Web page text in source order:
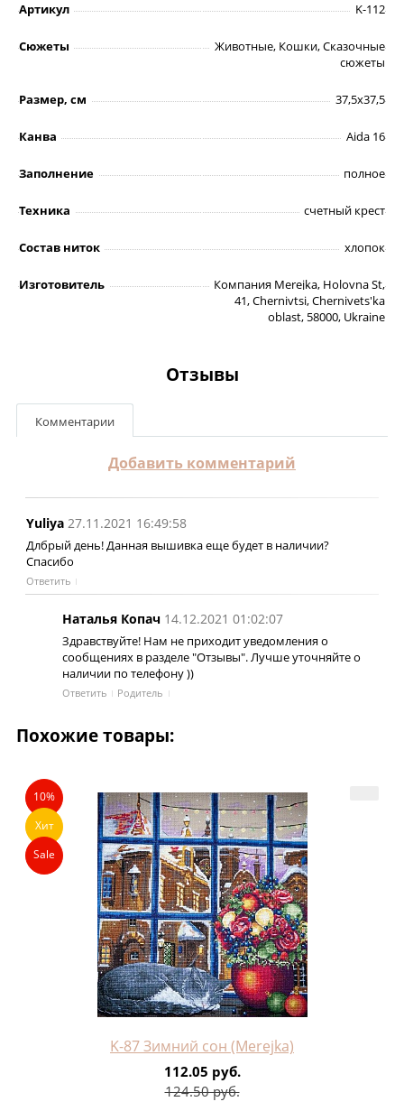
Артикул K-112
Сюжеты
Животные, Кошки, Сказочные
сюжеты
Размер, см 37,5х37,5
Канва Aida 16
Заполнение полное
Техника счетный крест
Состав ниток хлопок
Изготовитель
Компания Merejka, Holovna St,
41, Chernivtsi, Chernivets'ka
oblast, 58000, Ukraine
Отзывы
Комментарии
Добавить комментарий
Yuliya 27.11.2021 16:49:58
Длбрый день! Данная вышивка еще будет в наличии?
Спасибо
Ответить
Наталья Копач 14.12.2021 01:02:07
Здравствуйте! Нам не приходит уведомления о
сообщениях в разделе "Отзывы". Лучше уточняйте о
наличии по телефону ))
Ответить Родитель
Похожие товары:
10%
Хит
Sale
K-87 Зимний сон (Merejka)
112.05 руб.
124.50 руб.